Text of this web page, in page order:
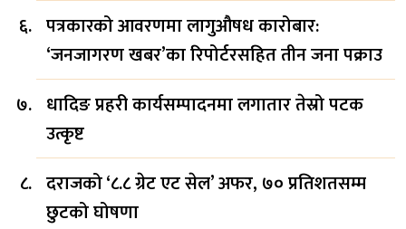
पत्रकारको आवरणमा लागुऔषध कारोबार:
‘जनजागरण खबर’का रिपोर्टरसहित तीन जना पक्राउ
धादिङ प्रहरी कार्यसम्पादनमा लगातार तेस्रो पटक
उत्कृष्ट
दराजको ‘८.८ ग्रेट एट सेल’ अफर, ७० प्रतिशतसम्म
छुटको घोषणा